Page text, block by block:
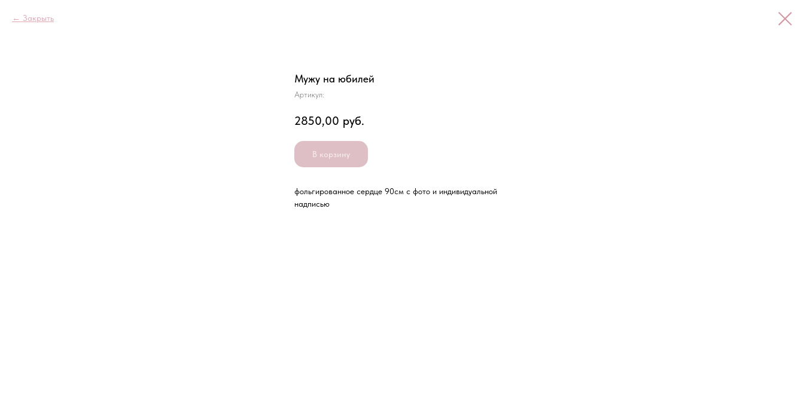
Закрыть
Мужу на юбилей
Артикул:
2850,00 руб.
В корзину
фольгированное сердце 90см с фото и индивидуальной
надписью